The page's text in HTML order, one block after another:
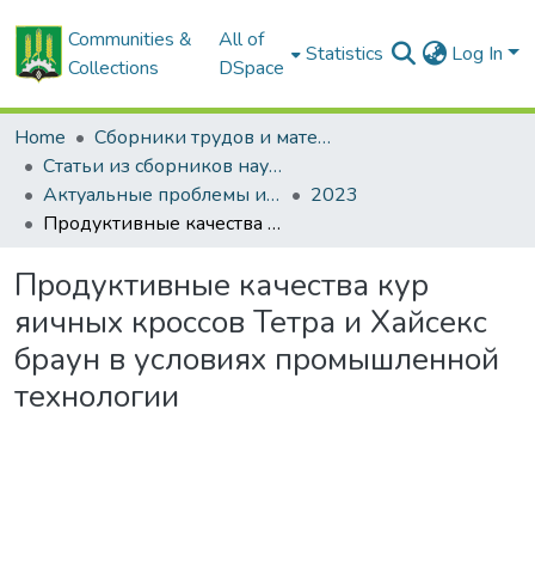
Communities &
Collections
All of
DSpace
Statistics Log In
Home
Сборники трудов и материалов конференций
Статьи из сборников научных трудов
Актуальные проблемы интенсивного развития животноводства: сб. науч. тр.
2023
Продуктивные качества кур яичных кроссов Тетра и Хайсекс браун в условиях промышленной технологии
Продуктивные качества кур
яичных кроссов Тетра и Хайсекс
браун в условиях промышленной
технологии